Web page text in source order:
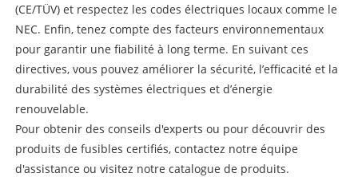
(CE/TÜV) et respectez les codes électriques locaux comme le
NEC. Enfin, tenez compte des facteurs environnementaux
pour garantir une fiabilité à long terme. En suivant ces
directives, vous pouvez améliorer la sécurité, l’efficacité et la
durabilité des systèmes électriques et d’énergie
renouvelable.
Pour obtenir des conseils d'experts ou pour découvrir des
produits de fusibles certifiés, contactez notre équipe
d'assistance ou visitez notre catalogue de produits.